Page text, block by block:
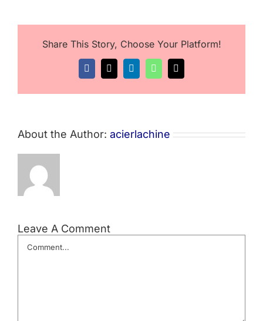
Share This Story, Choose Your Platform!
Facebook
X LinkedInWhatsApp
Email
About the Author: acierlachine
Leave A Comment
Comment